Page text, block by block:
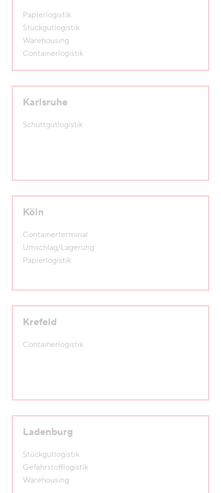
Papierlogistik
Stückgutlogistik
Warehousing
Containerlogistik
Karlsruhe
Schüttgutlogistik
Köln
Containerterminal
Umschlag/Lagerung
Papierlogistik
Krefeld
Containerlogistik
Ladenburg
Stückgutlogistik
Gefahrstofflogistik
Warehousing